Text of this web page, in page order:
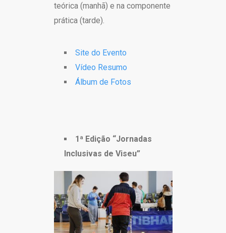
teórica (manhã) e na componente
prática (tarde).
Site do Evento
Vídeo Resumo
Álbum de Fotos
1ª Edição “Jornadas
Inclusivas de Viseu”